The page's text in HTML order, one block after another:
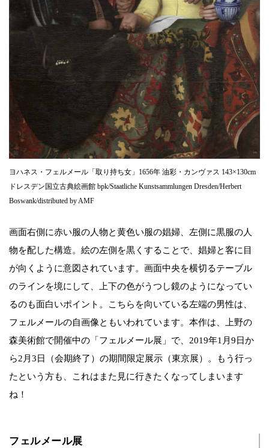
ヨハネス・フェルメール「取り持ち女」1656年 油彩・カンヴァス 143×130cm
ドレスデン国立古典絵画館 bpk/Staatliche Kunstsammlungen Dresden/Herbert
Boswank/distributed by AMF
画面右側に赤い服の人物と黄色い服の娼婦、左側に黒服の人
物を配した構造。絵の左側を黒くすることで、娼婦と客に目
が向くように意図されています。画面中央を横切るテーブル
のラインを境にして、上下の色がうつし鏡のようになってい
るのも面白いポイント。こちらを向いている左端の男性は、
フェルメールの自画像ともいわれています。本作は、上野の
森美術館で開催中の「フェルメール展」で、2019年1月9日か
ら2月3日（会期終了）の期間限定展示（東京展）。もう行っ
たという方も、これはまた見に行きたくなってしまいます
ね！
フェルメール展